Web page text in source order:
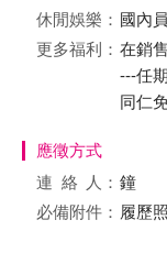
休閒娛樂： 國內
更多福利： 在銷
---任
同仁
應徵方式
連絡
人： 鐘
必備附件： 履歷